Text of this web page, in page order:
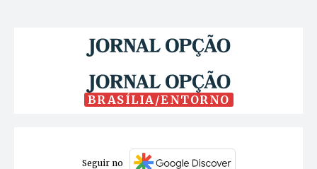
BRASÍLIA/ENTORNO
Seguir no